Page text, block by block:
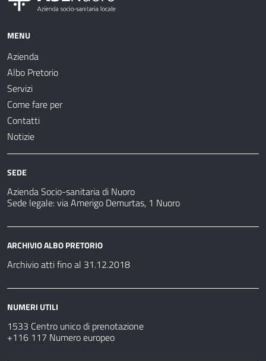
MENU
Azienda
Albo Pretorio
Servizi
Come fare per
Contatti
Notizie
SEDE
Azienda Socio-sanitaria di Nuoro
Sede legale: via Amerigo Demurtas, 1 Nuoro
ARCHIVIO ALBO PRETORIO
Archivio atti fino al 31.12.2018
NUMERI UTILI
1533 Centro unico di prenotazione
+116 117 Numero europeo